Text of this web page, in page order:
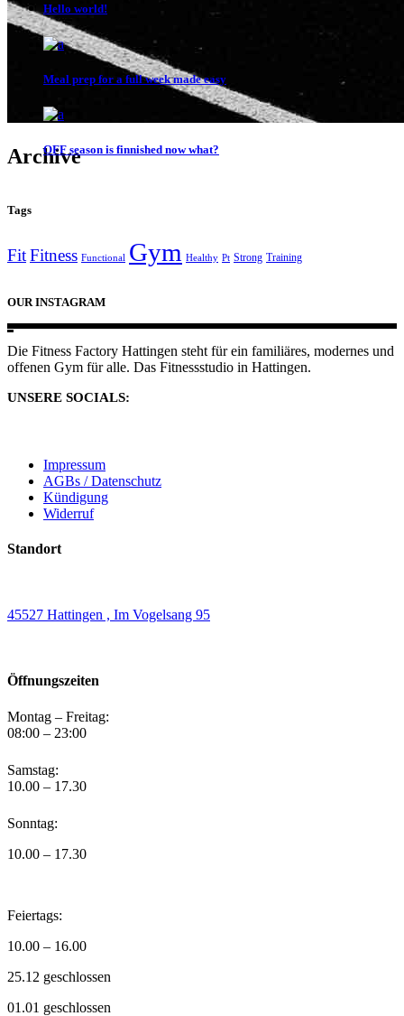
Archive
Hello world!
Meal prep for a full week made easy
OFF season is finnished now what?
Tags
FitFitness Functional Gym Healthy Pt Strong Training
OUR INSTAGRAM
Die Fitness Factory Hattingen steht für ein familiäres, modernes und
offenen Gym für alle. Das Fitnessstudio in Hattingen.
UNSERE SOCIALS:
Impressum
AGBs / Datenschutz
Kündigung
Widerruf
Standort
45527 Hattingen , Im Vogelsang 95
Öffnungszeiten
Montag – Freitag:
08:00 – 23:00
Samstag:
10.00 – 17.30
Sonntag:
10.00 – 17.30
Feiertags:
10.00 – 16.00
25.12 geschlossen
01.01 geschlossen